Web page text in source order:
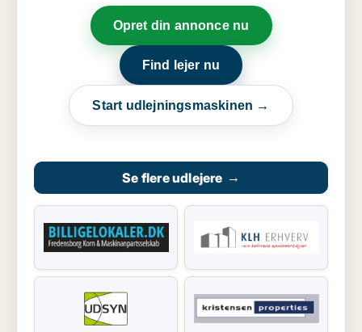
Opret din annonce nu
Find lejer nu
Start udlejningsmaskinen →
Se flere udlejere →